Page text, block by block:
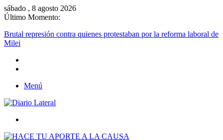
sábado , 8 agosto 2026
Último Momento:
Brutal represión contra quienes protestaban por la reforma laboral
Milei
Menú